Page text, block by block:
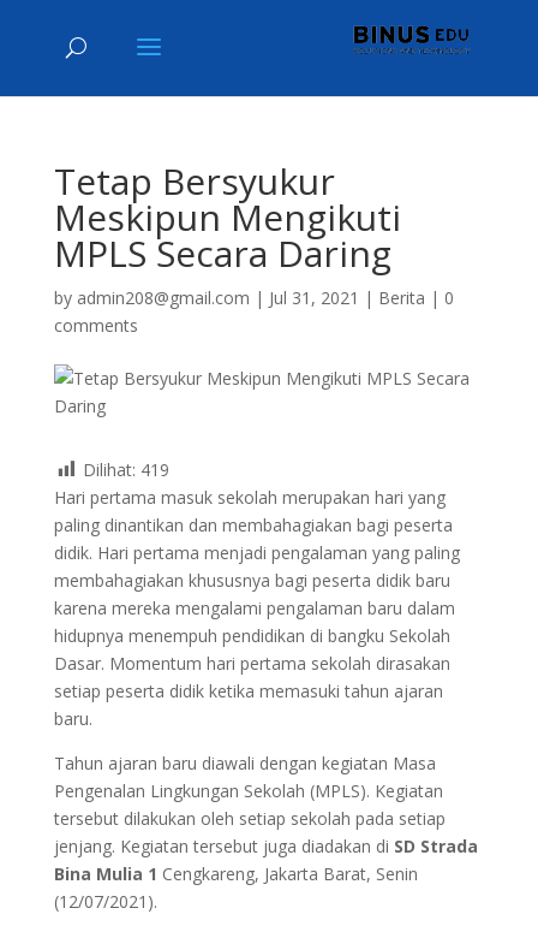
Tetap Bersyukur
Meskipun Mengikuti
MPLS Secara Daring
by admin208@gmail.com | Jul 31, 2021 | Berita | 0
comments
Dilihat: 419
Hari pertama masuk sekolah merupakan hari yang
paling dinantikan dan membahagiakan bagi peserta
didik. Hari pertama menjadi pengalaman yang paling
membahagiakan khususnya bagi peserta didik baru
karena mereka mengalami pengalaman baru dalam
hidupnya menempuh pendidikan di bangku Sekolah
Dasar. Momentum hari pertama sekolah dirasakan
setiap peserta didik ketika memasuki tahun ajaran
baru.
Tahun ajaran baru diawali dengan kegiatan Masa
Pengenalan Lingkungan Sekolah (MPLS). Kegiatan
tersebut dilakukan oleh setiap sekolah pada setiap
jenjang. Kegiatan tersebut juga diadakan di SD Strada
Bina Mulia 1 Cengkareng, Jakarta Barat, Senin
(12/07/2021).